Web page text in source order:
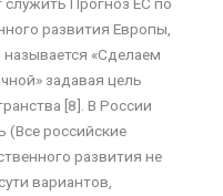
развития Европы,
«Сделаем
задавая цель
[8]. В России
(Все российские
развития не
вариантов,